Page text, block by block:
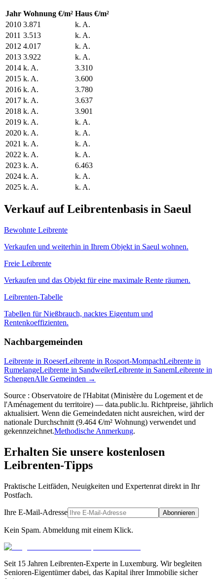
Jahr Wohnung €/m² Haus €/m²
2010 3.871
k. A.
2011 3.513
k. A.
2012 4.017
k. A.
2013 3.922
k. A.
2014 k. A.
3.310
2015 k. A.
3.600
2016 k. A.
3.780
2017 k. A.
3.637
2018 k. A.
3.901
2019 k. A.
k. A.
2020 k. A.
k. A.
2021 k. A.
k. A.
2022 k. A.
k. A.
2023 k. A.
6.463
2024 k. A.
k. A.
2025 k. A. k. A.
Verkauf auf Leibrentenbasis in Saeul
Bewohnte Leibrente
Verkaufen und weiterhin in Ihrem Objekt in Saeul wohnen.
Freie Leibrente
Verkaufen und das Objekt für eine maximale Rente räumen.
Leibrenten-Tabelle
Tabellen für Nießbrauch, nacktes Eigentum und
Rentenkoeffizienten.
Nachbargemeinden
Leibrente in RoeserLeibrente in Rosport-MompachLeibrente in
RumelangeLeibrente in SandweilerLeibrente in SanemLeibrente in
SchengenAlle Gemeinden →
Source : Observatoire de l'Habitat (Ministère du Logement et de
l'Aménagement du territoire) — data.public.lu. Richtpreise, jährlich
aktualisiert. Wenn die Gemeindedaten nicht ausreichen, wird der
nationale Durchschnitt (9.464 €/m² Wohnung) verwendet und
gekennzeichnet.Methodische Anmerkung.
Erhalten Sie unsere kostenlosen
Leibrenten-Tipps
Praktische Leitfäden, Neuigkeiten und Expertenrat direkt in Ihr
Postfach.
Ihre E-Mail-Adresse Abonnieren
Kein Spam. Abmeldung mit einem Klick.
Seit 15 Jahren Leibrenten-Experte in Luxemburg. Wir begleiten
Senioren-Eigentümer dabei, das Kapital ihrer Immobilie sicher